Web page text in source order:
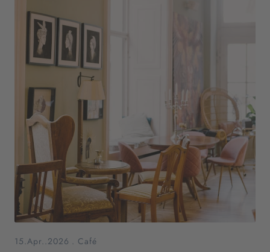
15.Apr..2026 . Café